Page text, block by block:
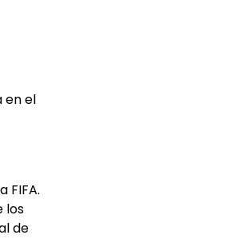
en el
FIFA.
los
de